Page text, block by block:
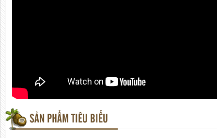
SẢN PHẨM TIÊU BIỂU